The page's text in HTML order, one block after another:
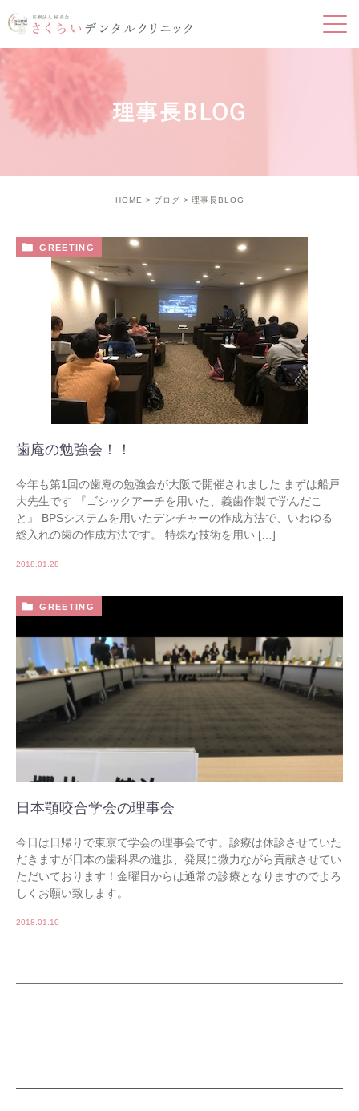
理事長BLOG
HOME ブログ 理事長BLOG
GREETING
歯庵の勉強会！！
今年も第1回の歯庵の勉強会が大阪で開催されました まずは船戸
大先生です 『ゴシックアーチを用いた、義歯作製で学んだこ
と』 BPSシステムを用いたデンチャーの作成方法で、いわゆる
総入れの歯の作成方法です。 特殊な技術を用い […]
2018.01.28
GREETING
日本顎咬合学会の理事会
今日は日帰りで東京で学会の理事会です。診療は休診させていた
だきますが日本の歯科界の進歩、発展に微力ながら貢献させてい
ただいております！金曜日からは通常の診療となりますのでよろ
しくお願い致します。
2018.01.10